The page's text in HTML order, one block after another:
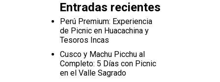
Entradas recientes
Perú Premium: Experiencia
de Picnic en Huacachina y
Tesoros Incas
Cusco y Machu Picchu al
Completo: 5 Días con Picnic
en el Valle Sagrado